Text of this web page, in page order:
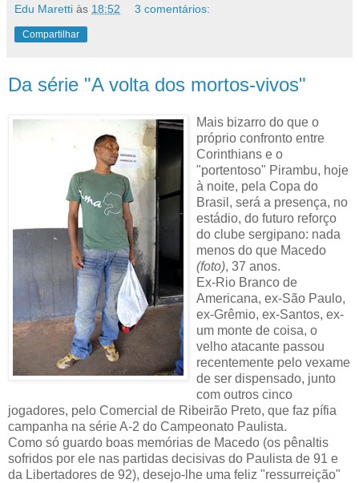
Edu Maretti às 18:52 3 comentários:
Compartilhar
Da série "A volta dos mortos-vivos"
Mais bizarro do que o
próprio confronto entre
Corinthians e o
"portentoso" Pirambu, hoje
à noite, pela Copa do
Brasil, será a presença, no
estádio, do futuro reforço
do clube sergipano: nada
menos do que Macedo
(foto), 37 anos.
Ex-Rio Branco de
Americana, ex-São Paulo,
ex-Grêmio, ex-Santos, ex-
um monte de coisa, o
velho atacante passou
recentemente pelo vexame
de ser dispensado, junto
com outros cinco
jogadores, pelo Comercial de Ribeirão Preto, que faz pífia
campanha na série A-2 do Campeonato Paulista.
Como só guardo boas memórias de Macedo (os pênaltis
sofridos por ele nas partidas decisivas do Paulista de 91 e
da Libertadores de 92), desejo-lhe uma feliz "ressurreição"